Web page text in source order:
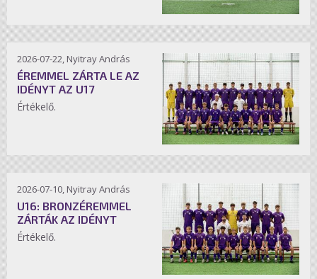
2026-07-22, Nyitray András
ÉREMMEL ZÁRTA LE AZ
IDÉNYT AZ U17
Értékelő.
2026-07-10, Nyitray András
U16: BRONZÉREMMEL
ZÁRTÁK AZ IDÉNYT
Értékelő.